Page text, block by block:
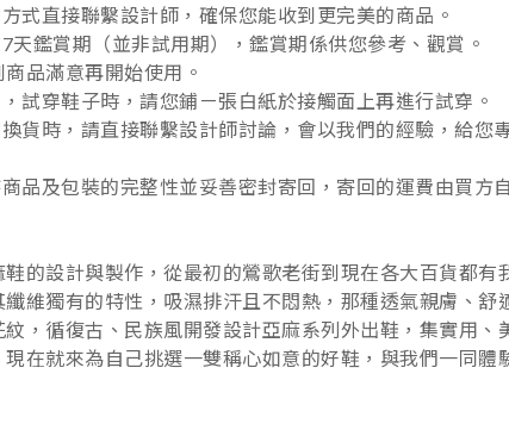
式直接聯繫設計師，確保您能收到更完美的商品。
天鑑賞期（並非試用期），鑑賞期係供您參考、觀賞。
品滿意再開始使用。
試穿鞋子時，請您鋪ㄧ張白紙於接觸面上再進行試穿。
貨時，請直接聯繫設計師討論，會以我們的經驗，給
品及包裝的完整性並妥善密封寄回，寄回的運費由買方
的設計與製作，從最初的鶯歌老街到現在各大百貨都有
維獨有的特性，吸濕排汗且不悶熱，那種透氣親膚、舒
，循復古、民族風開發設計亞麻系列外出鞋，集實用
現在就來為自己挑選一雙稱心如意的好鞋，與我們一同體